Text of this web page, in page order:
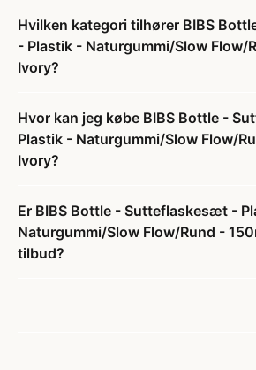
Hvilken kategori tilhører BIBS
- Plastik - Naturgummi/Slow Flow/
Ivory?
Hvor kan jeg købe BIBS Bottle -
Plastik - Naturgummi/Slow Flow/
Ivory?
Er BIBS Bottle - Sutteflaskesæt -
Naturgummi/Slow Flow/Rund -
tilbud?